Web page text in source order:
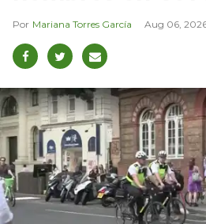
Mariana Torres García Aug 06,